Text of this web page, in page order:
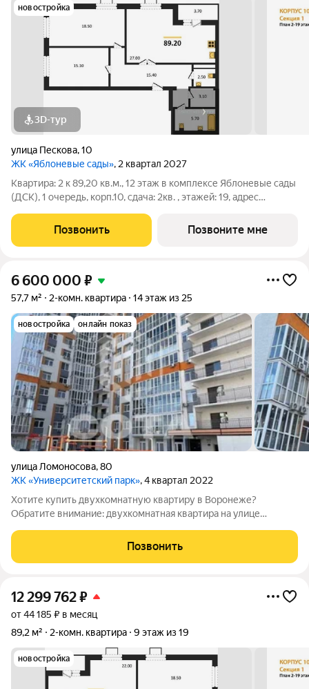
новостройка
3D-тур
улица Пескова,10
ЖК «Яблоневые сады», 2 квартал 2027
Квартира: 2 к 89,20 кв.м., 12 этаж в комплексе Яблоневые сады
(ДСК), 1 очередь, корп.10, сдача: 2кв. , этажей: 19, адрес
Позвонить Позвоните мне
6 600 000 ₽
57,7 м² 2-комн. квартира 14 этаж из 25
новостройка онлайн показ
улица Ломоносова,80
ЖК «Университетский парк», 4 квартал 2022
Хотите купить двухкомнатную квартиру в Воронеже?
Обратите внимание: двухкомнатная квартира на улице
Позвонить
12 299 762₽
от 44 185 ₽ в месяц
89,2 м²
2-комн. квартира 9 этаж из 19
новостройка